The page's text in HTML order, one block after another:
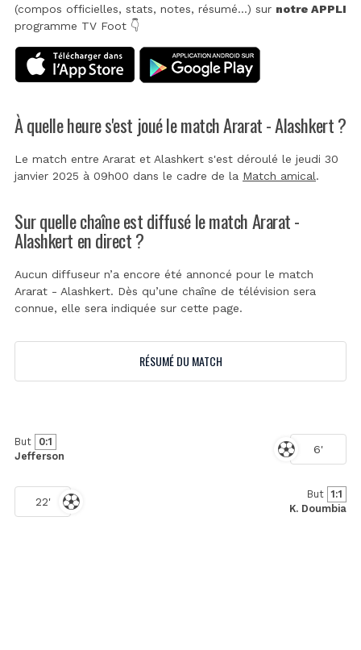
(compos officielles, stats, notes, résumé...) sur notre APPLI
programme TV Foot 👇
À quelle heure s'est joué le match Ararat - Alashkert ?
Le match entre Ararat et Alashkert s'est déroulé le jeudi 30
janvier 2025 à 09h00 dans le cadre de la Match amical.
Sur quelle chaîne est diffusé le match Ararat -
Alashkert en direct ?
Aucun diffuseur n’a encore été annoncé pour le match
Ararat - Alashkert. Dès qu’une chaîne de télévision sera
connue, elle sera indiquée sur cette page.
RÉSUMÉ DU MATCH
6'
But
0:1
Jefferson
22'
But 1:1
K. Doumbia